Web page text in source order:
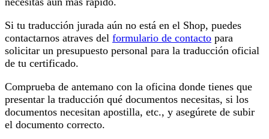
Si tu traducción jurada aún no está en el Shop, puedes
contactarnos atraves del formulario de contacto para
solicitar un presupuesto personal para la traducción oficial
de tu certificado.
Comprueba de antemano con la oficina donde tienes que
presentar la traducción qué documentos necesitas, si los
documentos necesitan apostilla, etc., y asegúrete de subir
el documento correcto.